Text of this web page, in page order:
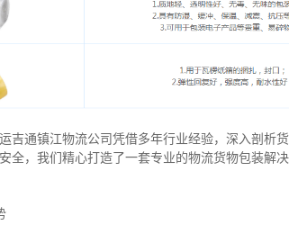
吉通镇江物流公司凭借多年行业经验，深入剖析
全，我们精心打造了一套专业的物流货物包装解